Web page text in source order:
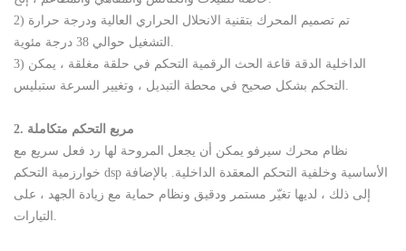
2) تم تصميم المحرك بتقنية الانحلال الحراري العالية ودرجة حرارة
3) الداخلية الدقة قاعة الحث الرقمية التحكم في حلقة مغلقة ، يمكن
2. مربع التحكم متكاملة
نظام محرك سيرفو يمكن أن يجعل المروحة لها رد فعل سريع مع
خوارزمية التحكم dsp الأساسية وخلفية التحكم المعقدة الداخلية. بالإضافة
إلى ذلك ، لديها تغيّر مستمر ودقيق ونظام حماية مع زيادة الجهد ، على